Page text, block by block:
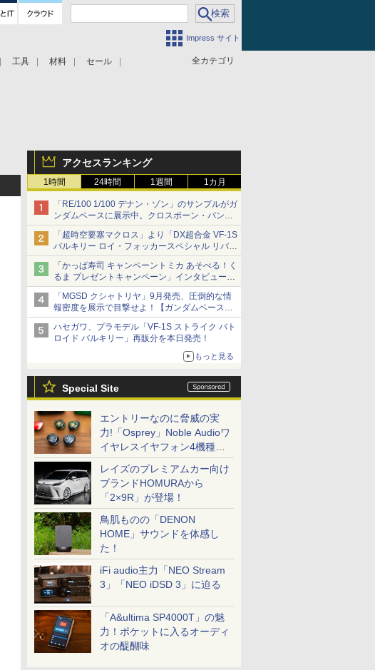
Impress サイト
全カテゴリ
工具 材料 セール
アクセスランキング
1時間 24時間 1週間 1カ月
「RE/100 1/100 デナン・ゾン」のサンプルがガ
ンダムベースに展示中。クロスボーン・バンガ
ードの制式量産機が間もなく発送【ガンダムベ
ース撮り下ろし】
「超時空要塞マクロス」より「DX超合金 VF-1S
バルキリー ロイ・フォッカースペシャル リバイ
バルVer.」本日発売！
「かっぱ寿司 キャンペーントミカ あそべる！く
るま プレゼントキャンペーン」インタビュー
子どもが楽しめるかっぱ寿司ならではの体験と
コラボの楽しさを追求
「MGSD クシャトリヤ」9月発売、圧倒的な情
報密度を展示で目撃せよ！【ガンダムベース撮
り下ろし】
ハセガワ、プラモデル「VF-1S ストライク バト
ロイド バルキリー」再販分を本日発売！
もっと見る
Special Site
エントリーなのに脅威の実
力!「Osprey」Noble Audioワ
イヤレスイヤフォン4機種を
一気に聴く
レイズのプレミアムカー向け
ブランドHOMURAから
「2×9R」が登場！
鳥肌ものの「DENON
HOME」サウンドを体感し
た！
iFi audio主力「NEO Stream
3」「NEO iDSD 3」に迫る
「A&ultima SP4000T」の魅
力！ポケットに入るオーディ
オの醍醐味